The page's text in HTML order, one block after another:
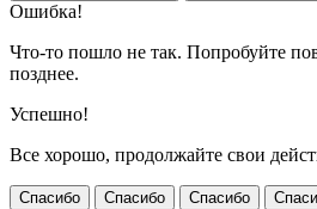
Ошибка!
Что-то пошло не так. Попробуйте
позднее.
Успешно!
Все хорошо, продолжайте свои
Спасибо Спасибо Спасибо